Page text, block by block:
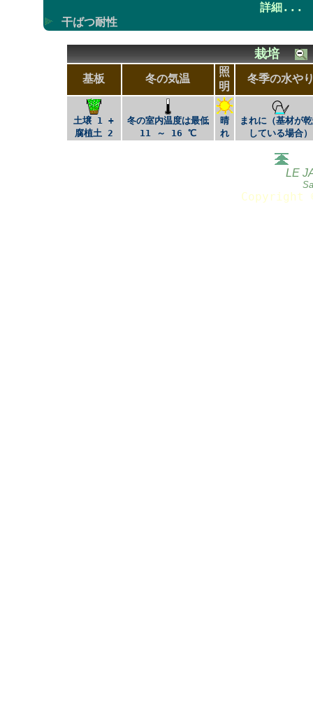
詳細...
干ばつ耐性
栽培
基板 冬の気温
照
明
冬季の水や
土壌 1 +
腐植土 2
冬の室内温度は最低
11 ～ 16 ℃
晴
れ
まれに（基材が
している場合）
LE
Copyright